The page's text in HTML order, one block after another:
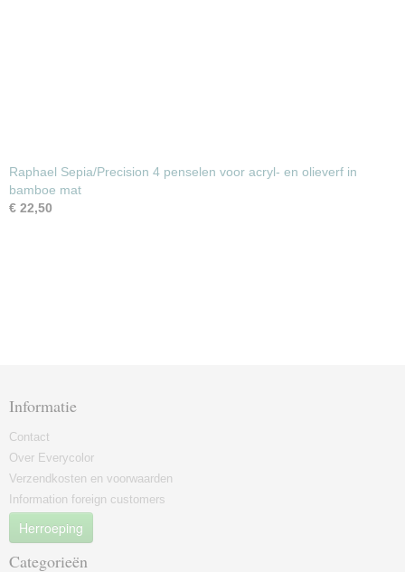
Raphael Sepia/Precision 4 penselen voor acryl- en olieverf in
bamboe mat
€ 22,50
Informatie
Contact
Over Everycolor
Verzendkosten en voorwaarden
Information foreign customers
Herroeping
Categorieën